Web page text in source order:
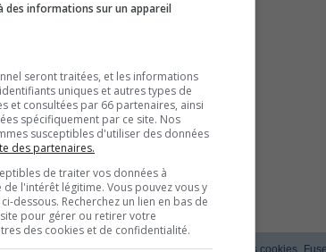
Supprimer les cookies
des informations sur un appareil
seront traitées, et les informations
uniques et autres types de
et consultées par 66 partenaires, ainsi
spécifiquement par ce site. Nos
susceptibles d'utiliser des données
des partenaires.
de traiter vos données à
l'intérêt légitime. Vous pouvez vous y
dessous. Recherchez un lien en bas de
pour gérer ou retirer votre
des cookies et de confidentialité.